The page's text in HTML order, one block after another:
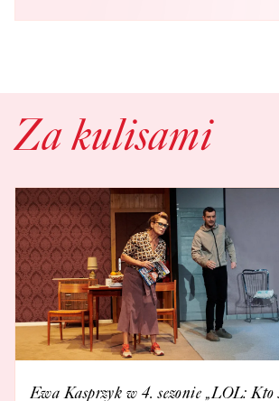
Za kulisami
Ewa Kasprzyk w 4. sezonie „LOL: Kto